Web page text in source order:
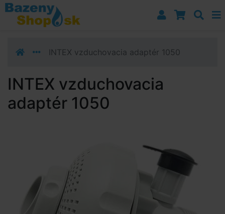
Prejsť k navigácii
Prejsť na obsah
Prejsť k bočnému stĺpci
INTEX vzduchovacia adaptér 1050
INTEX vzduchovacia
adaptér 1050